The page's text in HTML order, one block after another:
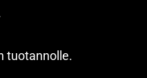
tuotannolle.